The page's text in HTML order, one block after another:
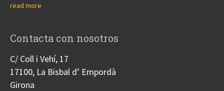
read more
Contacta con nosotros
C/ Coll i Vehí, 17
17100, La Bisbal d’ Empordà
Girona